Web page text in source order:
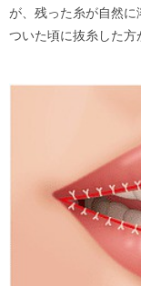
が、残った糸が自然に
ついた頃に抜糸した方